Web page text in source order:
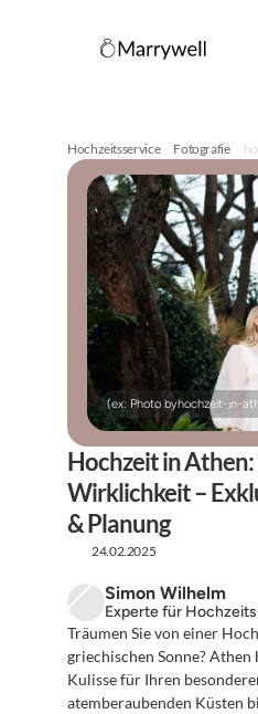
Hochzeitsservice Fotografie
(ex: Photo byhochzeit-in-
Hochzeit in
Wirklichkeit –
& Planung
24.02.2025
Simon Wilhelm
Experte für
Träumen Sie von einer
griechischen Sonne?
Kulisse für Ihren
atemberaubenden Küsten